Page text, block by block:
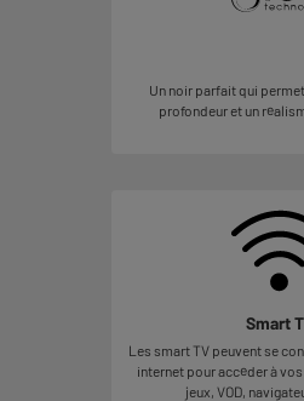
Un noir parfait qui
profondeur et un
Smart
Les smart TV peuvent se
internet pour accéder à
jeux, VOD,